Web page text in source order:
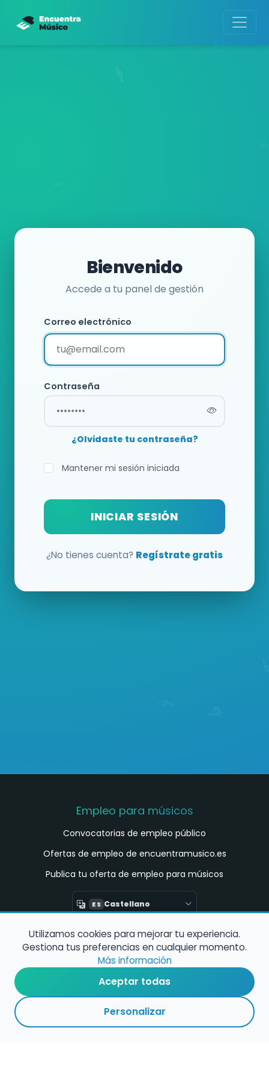
Bienvenido
Accede a tu panel de gestión
Correo electrónico
Contraseña
¿Olvidaste tu contraseña?
Mantener mi sesión iniciada
INICIAR SESIÓN
¿No tienes cuenta? Regístrate gratis
Empleo para músicos
Convocatorias de empleo público
Ofertas de empleo de encuentramusico.es
Publica tu oferta de empleo para músicos
ES Castellano
Encuentra Músico
Buscador de Músicos
Encuentra Pianista Acompañante
Asesoría para músicos y docentes
Utilizamos cookies para mejorar tu experiencia.
Gestiona tus preferencias en cualquier momento.
Más información
Aceptar todas
Personalizar